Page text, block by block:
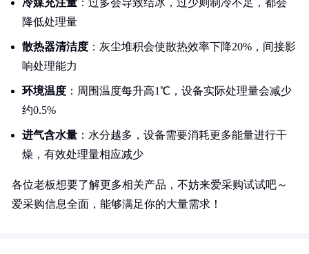
冷媒充注量 ：过多会导致结冰，过少则制冷不足，都会
降低处理量
散热器清洁度 ：灰尘堆积会使散热效率下降20%，间接影
响处理能力
环境温度 ：周围温度每升高1℃，设备实际处理量会减少
约0.5%
进气含水量 ：水分越多，设备需要消耗更多能量进行干
燥，有效处理量相应减少
各位老板想要了解更多相关产品，不妨来爱采购试试吧～
爱采购信息全面，能够满足你的大量需求！